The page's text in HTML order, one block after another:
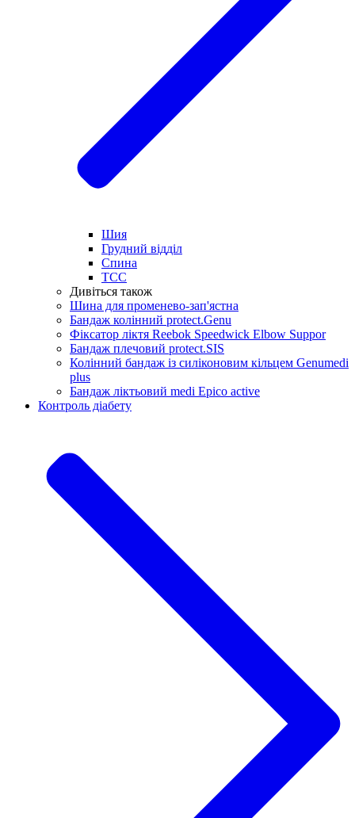
Шия
Грудний відділ
Спина
ТСС
Дивіться також
Шина для променево-зап'ястна
Бандаж колінний protect.Genu
Фіксатор ліктя Reebok Speedwick Elbow Suppor
Бандаж плечовий protect.SIS
Колінний бандаж із силіконовим кільцем Genumedi
plus
Бандаж ліктьовий medi Epico active
Контроль діабету